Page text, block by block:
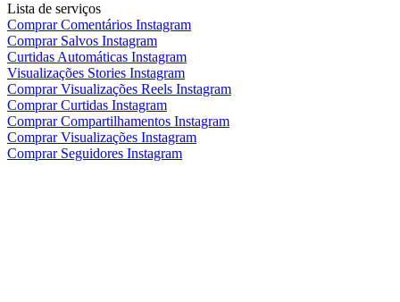
Lista de serviços
Comprar Comentários Instagram
Comprar Salvos Instagram
Curtidas Automáticas Instagram
Visualizações Stories Instagram
Comprar Visualizações Reels Instagram
Comprar Curtidas Instagram
Comprar Compartilhamentos Instagram
Comprar Visualizações Instagram
Comprar Seguidores Instagram